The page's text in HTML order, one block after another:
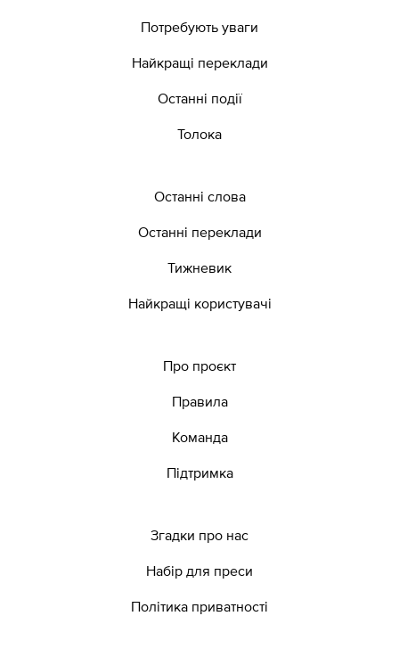
Потребують уваги
Найкращі переклади
Останні події
Толока
Останні слова
Останні переклади
Тижневик
Найкращі користувачі
Про проєкт
Правила
Команда
Підтримка
Згадки про нас
Набір для преси
Політика приватності